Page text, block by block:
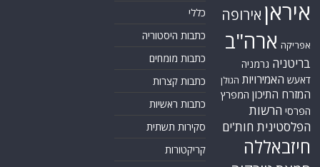
איראן אירופה
אפריקה ארה"ב
בריטניה גרמניה
דאעש האמירויות הגולן
המזרח התיכון המפרץ
הפרסי הרשות
הפלסטינית חות'ים
חיזבאללה
כללי
כתבות היסטוריה
כתבות מומחים
כתבות קצרות
כתבות ראשיות
סקירות תשתית
קריקטורות